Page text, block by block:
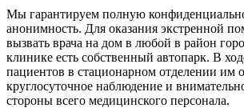
Мы гарантируем полную
анонимность. Для оказания экстренной
вызвать врача на дом в любой в район
клинике есть собственный автопарк. В
пациентов в стационарном отделении им
круглосуточное наблюдение и
стороны всего медицинского персонала.